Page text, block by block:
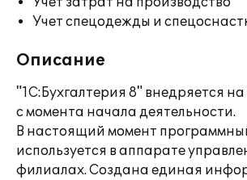
Учет спецодежды и
Описание
"1С:Бухгалтерия 8" внедряется
с момента начала деятельности.
В настоящий момент
используется в аппарате
филиалах. Создана единая